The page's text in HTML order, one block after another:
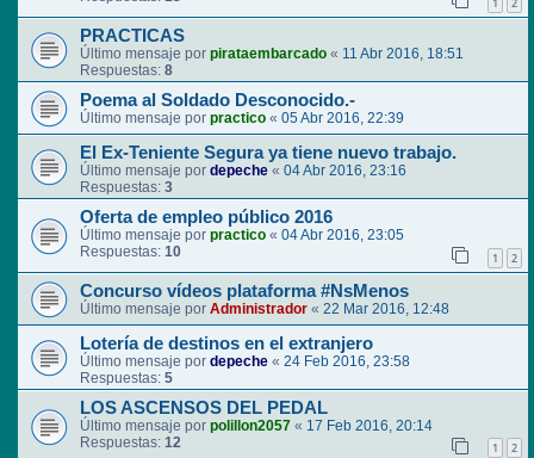
PRACTICAS
Último mensaje por pirataembarcado « 11 Abr 2016, 18:51
Respuestas: 8
Poema al Soldado Desconocido.-
Último mensaje por practico « 05 Abr 2016, 22:39
El Ex-Teniente Segura ya tiene nuevo trabajo.
Último mensaje por depeche « 04 Abr 2016, 23:16
Respuestas: 3
Oferta de empleo público 2016
Último mensaje por practico « 04 Abr 2016, 23:05
Respuestas: 10 1 2
Concurso vídeos plataforma #NsMenos
Último mensaje por Administrador « 22 Mar 2016, 12:48
Lotería de destinos en el extranjero
Último mensaje por depeche « 24 Feb 2016, 23:58
Respuestas: 5
LOS ASCENSOS DEL PEDAL
Último mensaje por polillon2057 « 17 Feb 2016, 20:14
Respuestas: 12 1 2